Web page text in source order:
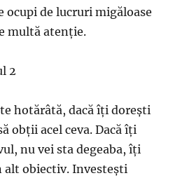
ocupi de lucruri migăloase
multă atenție.
2
hotărâtă, dacă îți dorești
obții acel ceva. Dacă îți
nu vei sta degeaba, îți
alt obiectiv. Investești